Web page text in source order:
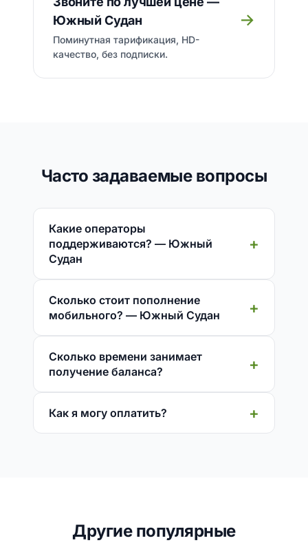
Южный Судан
Поминутная тарификация, HD-
качество, без подписки.
→
Часто задаваемые вопросы
Какие операторы
поддерживаются? — Южный
Судан
Сколько стоит пополнение
мобильного? — Южный Судан
Сколько времени занимает
получение баланса?
Как я могу оплатить?
Другие популярные